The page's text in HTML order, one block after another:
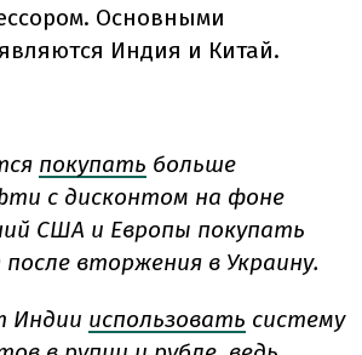
Основными
Индия и Китай.
покупать больше
с дисконтом на фоне
США и Европы покупать
вторжения в Украину.
Индии использовать систему